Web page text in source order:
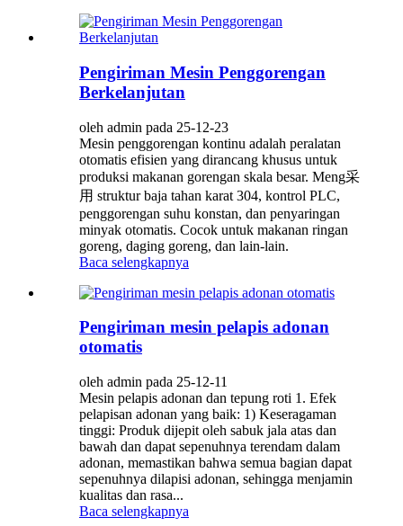
Pengiriman Mesin Penggorengan
Berkelanjutan
oleh admin pada 25-12-23
Mesin penggorengan kontinu adalah peralatan
otomatis efisien yang dirancang khusus untuk
produksi makanan gorengan skala besar. Meng采
用 struktur baja tahan karat 304, kontrol PLC,
penggorengan suhu konstan, dan penyaringan
minyak otomatis. Cocok untuk makanan ringan
goreng, daging goreng, dan lain-lain.
Baca selengkapnya
Pengiriman mesin pelapis adonan
otomatis
oleh admin pada 25-12-11
Mesin pelapis adonan dan tepung roti 1. Efek
pelapisan adonan yang baik: 1) Keseragaman
tinggi: Produk dijepit oleh sabuk jala atas dan
bawah dan dapat sepenuhnya terendam dalam
adonan, memastikan bahwa semua bagian dapat
sepenuhnya dilapisi adonan, sehingga menjamin
kualitas dan rasa...
Baca selengkapnya